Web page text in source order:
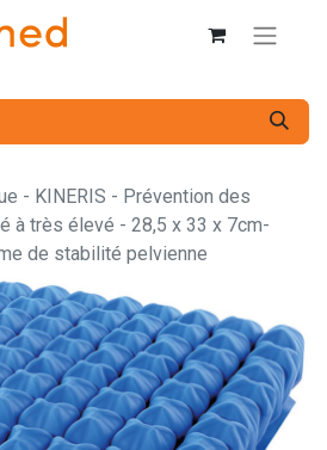
- KINERIS - Prévention des
à très élevé - 28,5 x 33 x 7cm-
de stabilité pelvienne